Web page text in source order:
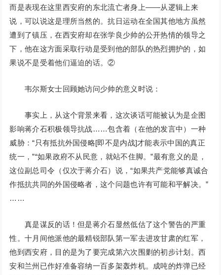
而是表现在这里西安府的东北流亡者身上——从逻辑上来
说，可以说这是理所当然的。抗日运动在全国其他地方虽然
遭到了镇压，在西安府却在张学良少帅的公开热情的领导之
下，他在这方面采取行动是受到他的部队的热烈拥护的，如
果说不是受着他们逼迫的话。②
韦尔斯女士回顾她访问少帅的意义时说：
事实上，从这个背景来看，这次谈话可能被认为是企图
影响蒋介石积极领导抗战……包含着（在他的发言中）一种
威胁：“只有抵抗外国侵略[即不是内战]才能表示中国的真正
统一，”“如果政府不从民意，就站不住脚。”最有意义的是，
这位副总司令（仅次于蒋介石）说，“如果共产党能够真诚合
作抵抗共同的外国侵略者，这个问题也许有可能和平解决。”
……
真是谋反的话！但是蒋介石显然低估了这个警告的严重
性。十月间他派他的最精锐部队第一军去进攻甘肃的红军，
他到西安府，目的是为了要完成第六次围剿的初步计划。西
安和兰州已作好准备容纳一百多架轰炸机。成吨的炸弹已经